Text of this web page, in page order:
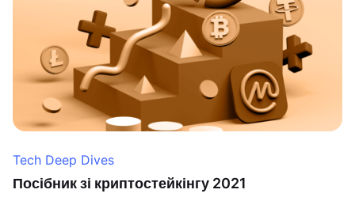
Tech Deep Dives
Посібник зі криптостейкінгу 2021